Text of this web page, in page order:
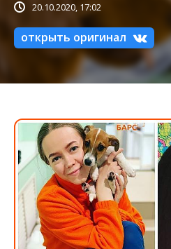
20.10.2020, 17:02
открыть оригинал